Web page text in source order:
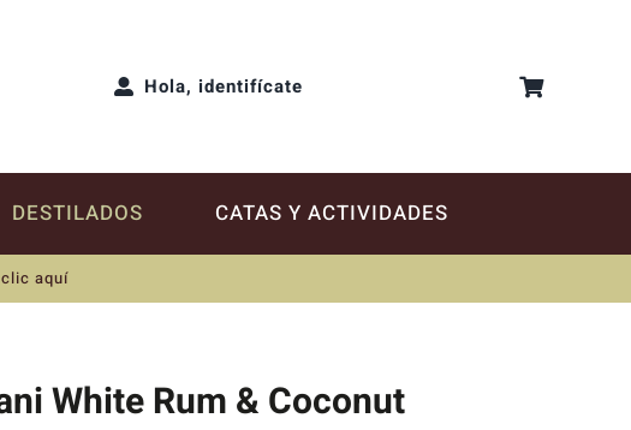
Hola, identifícate
DESTILADOS CATAS Y ACTIVIDADES
aquí
White Rum & Coconut